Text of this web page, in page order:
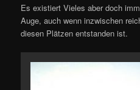
Es existiert Vieles aber doch
Auge, auch wenn inzwischen
diesen Plätzen entstanden ist.